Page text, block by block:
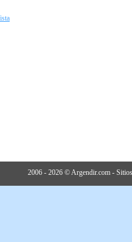
2006 - 2026 © Argendir.com -